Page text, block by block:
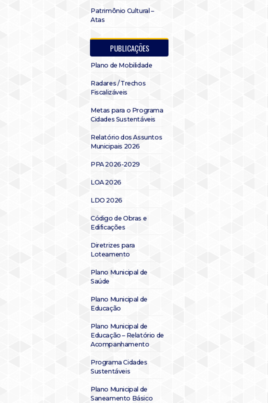
Patrimônio Cultural –
Atas
PUBLICAÇÕES
Plano de Mobilidade
Radares / Trechos
Fiscalizáveis
Metas para o Programa
Cidades Sustentáveis
Relatório dos Assuntos
Municipais 2026
PPA 2026-2029
LOA 2026
LDO 2026
Código de Obras e
Edificações
Diretrizes para
Loteamento
Plano Municipal de
Saúde
Plano Municipal de
Educação
Plano Municipal de
Educação – Relatório de
Acompanhamento
Programa Cidades
Sustentáveis
Plano Municipal de
Saneamento Básico